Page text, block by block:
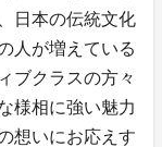
日本の伝統文化
人が増えている
ブクラスの方々
様相に強い魅力
想いにお応えす